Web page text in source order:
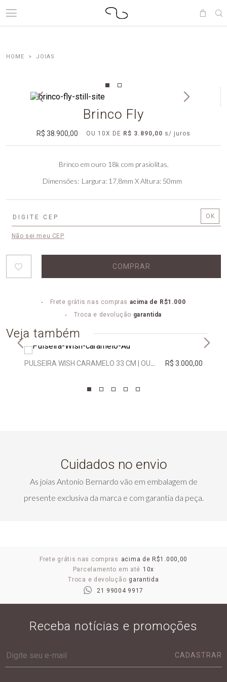
JOIAS
Brinco Fly
R$ 38.900,00 OU 10X DE R$ 3.890,00
Brinco em ouro 18k com prasiolitas.
Dimensões Largura: 17,8mm X Altura: 50mm
Não sei meu CEP
COMPRAR
Frete grátis nas compras acima de R$1.000
Troca e devolução garantida
Veja também
R$ 3.000,00
Cuidados no envio
As joias Antonio Bernardo vão em embalagem de
presente exclusiva da marca e com garantia da peça.
Frete grátis nas compras acima de R$1.000,00
Parcelamento em até 10x
Troca e devolução garantida
21 99004 9917
Receba notícias e promoções
CADASTRAR